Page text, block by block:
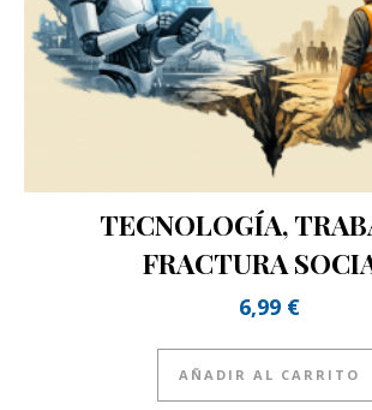
TECNOLOGÍA,
FRACTURA
6,99 €
AÑADIR AL CARRITO